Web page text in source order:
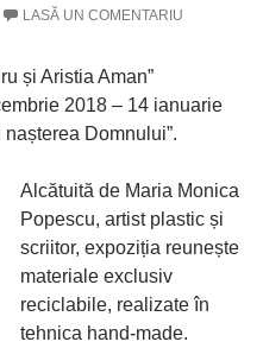
LASĂ UN COMENTARIU
și Aristia Aman”
2018 – 14 ianuarie
Domnului”.
Alcătuită de Maria Monica
Popescu, artist plastic și
scriitor, expoziția reunește
materiale exclusiv
reciclabile, realizate în
tehnica hand-made.